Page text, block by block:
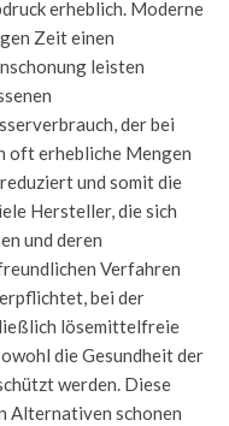
erheblich. Moderne
Zeit einen
leisten
der bei
oft erhebliche Mengen
und somit die
Hersteller, die sich
und deren
Verfahren
bei der
lösemittelfreie
die Gesundheit der
werden. Diese
Alternativen schonen